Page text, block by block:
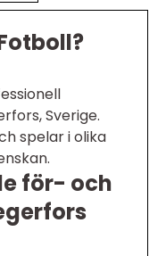
Sverige.
spelar i olika
för- och